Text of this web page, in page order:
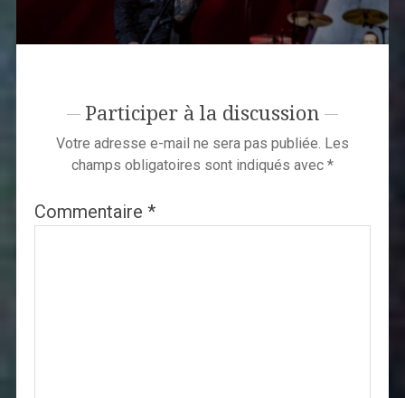
Participer à la discussion
Votre adresse e-mail ne sera pas publiée. Les
champs obligatoires sont indiqués avec *
Commentaire *